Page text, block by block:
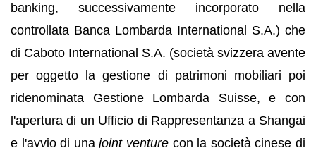
banking, successivamente incorporato nella
controllata Banca Lombarda International S.A.) che
di Caboto International S.A. (società svizzera avente
per oggetto la gestione di patrimoni mobiliari poi
ridenominata Gestione Lombarda Suisse, e con
l'apertura di un Ufficio di Rappresentanza a Shangai
e l'avvio di unajoint venture con la società cinese di